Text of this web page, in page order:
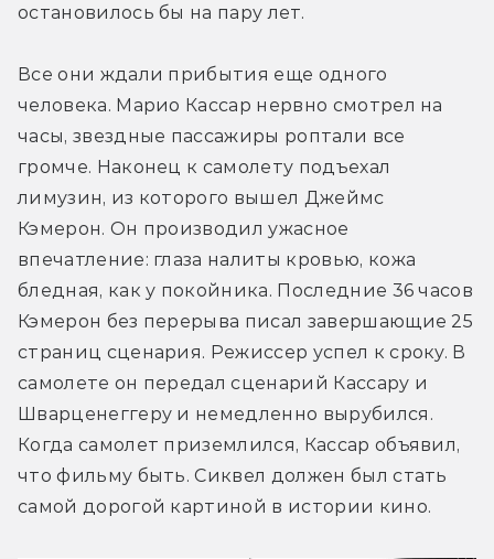
остановилось бы на пару лет.
Все они ждали прибытия еще одного
человека. Марио Кассар нервно смотрел на
часы, звездные пассажиры роптали все
громче. Наконец к самолету подъехал
лимузин, из которого вышел Джеймс
Кэмерон. Он производил ужасное
впечатление: глаза налиты кровью, кожа
бледная, как у покойника. Последние 36 часов
Кэмерон без перерыва писал завершающие 25
страниц сценария. Режиссер успел к сроку. В
самолете он передал сценарий Кассару и
Шварценеггеру и немедленно вырубился.
Когда самолет приземлился, Кассар объявил,
что фильму быть. Сиквел должен был стать
самой дорогой картиной в истории кино.